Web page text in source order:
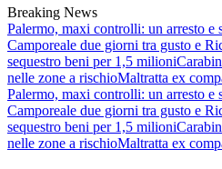
Breaking News
Palermo, maxi controlli: un arresto e
Camporeale due giorni tra gusto e
sequestro beni per 1,5 milioni
nelle zone a rischioMaltratta ex
Palermo, maxi controlli: un arresto e
Camporeale due giorni tra gusto e
sequestro beni per 1,5 milioni
nelle zone a rischioMaltratta ex